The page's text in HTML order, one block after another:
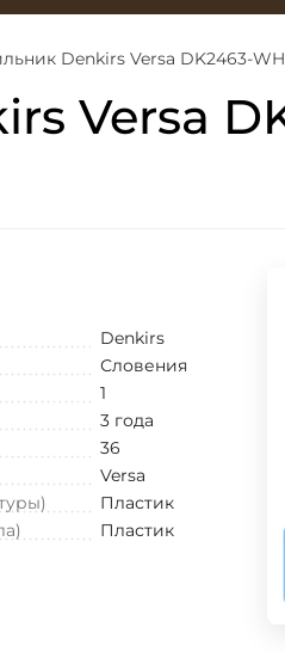
Denkirs Versa DK2463-WH
Versa
Denkirs
Словения
1
3 года
36
Versa
Пластик
Пластик